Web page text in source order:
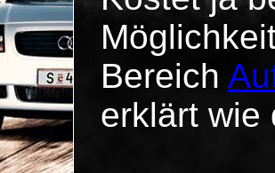
Bereich
erklärt wie